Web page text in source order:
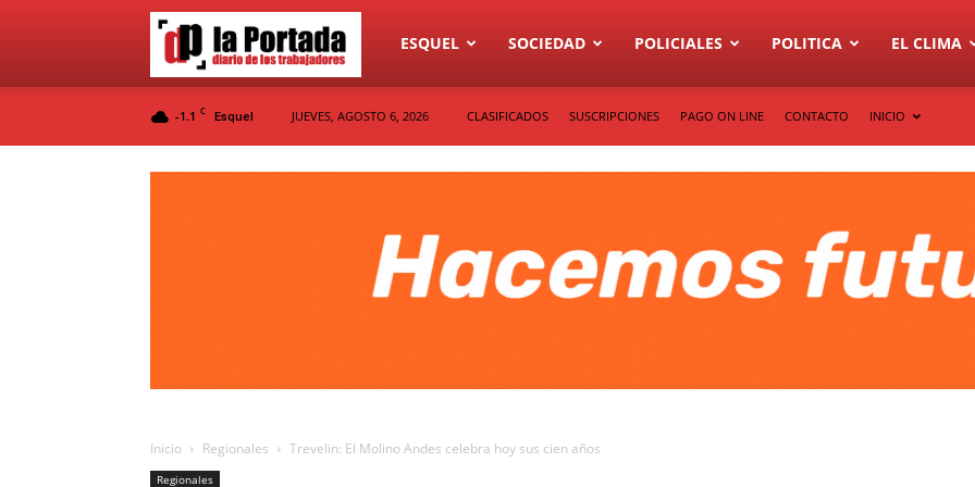
Diario
La
ESQUEL SOCIEDAD POLICIALES POLITICA EL CLIMA
-1.1 C Esquel JUEVES, AGOSTO 6, 2026 CLASIFICADOS SUSCRIPCIONES PAGO ON LINE CONTACTO INICIO
Inicio Regionales Trevelin: El Molino Andes celebra hoy sus cien años
Regionales